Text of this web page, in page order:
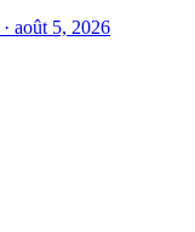
· août 5, 2026